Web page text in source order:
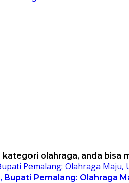
olahraga, anda
Pemalang: Olahraga